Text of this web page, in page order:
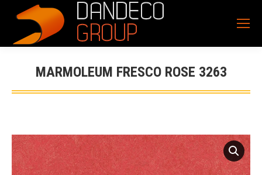
MARMOLEUM FRESCO ROSE 3263